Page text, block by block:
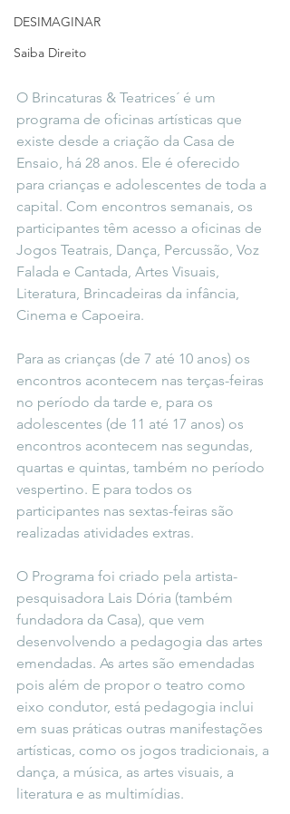
DESIMAGINAR
Saiba Direito
O Brincaturas & Teatrices´ é um
programa de oficinas artísticas que
existe desde a criação da Casa de
Ensaio, há 28 anos. Ele é oferecido
para crianças e adolescentes de toda a
capital. Com encontros semanais, os
participantes têm acesso a oficinas de
Jogos Teatrais, Dança, Percussão, Voz
Falada e Cantada, Artes Visuais,
Literatura, Brincadeiras da infância,
Cinema e Capoeira.
Para as crianças (de 7 até 10 anos) os
encontros acontecem nas terças-feiras
no período da tarde e, para os
adolescentes (de 11 até 17 anos) os
encontros acontecem nas segundas,
quartas e quintas, também no período
vespertino. E para todos os
participantes nas sextas-feiras são
realizadas atividades extras.
O Programa foi criado pela artista-
pesquisadora Lais Dória (também
fundadora da Casa), que vem
desenvolvendo a pedagogia das artes
emendadas. As artes são emendadas
pois além de propor o teatro como
eixo condutor, está pedagogia inclui
em suas práticas outras manifestações
artísticas, como os jogos tradicionais, a
dança, a música, as artes visuais, a
literatura e as multimídias.